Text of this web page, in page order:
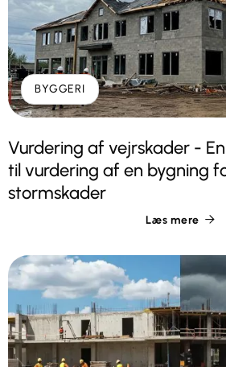
BYGGERI
Vurdering af vejrskader -
til vurdering af en bygning
stormskader
Læs mere 